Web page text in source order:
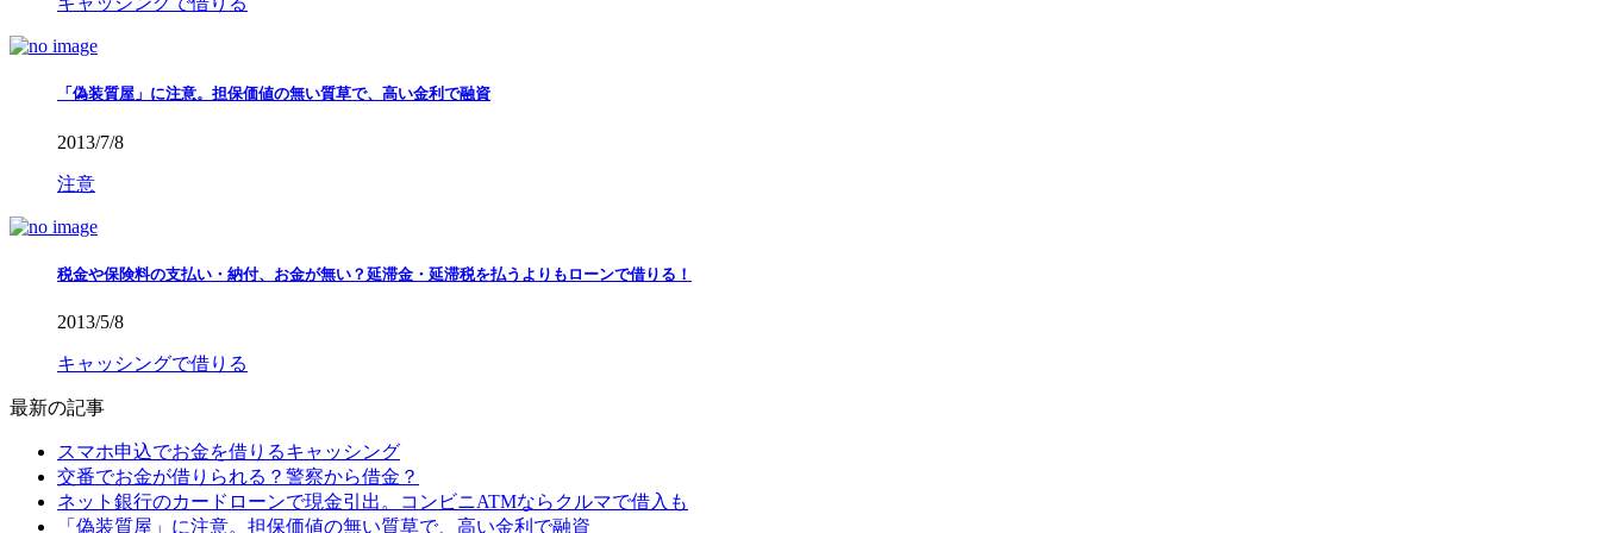
「偽装質屋」に注意。担保価値の無い質草で、高い金利で融資
2013/7/8
注意
税金や保険料の支払い・納付、お金が無い？延滞金・延滞税を払うよりもローンで借りる！
2013/5/8
キャッシングで借りる
最新の記事
スマホ申込でお金を借りるキャッシング
交番でお金が借りられる？警察から借金？
ネット銀行のカードローンで現金引出。コンビニATMならクルマで借入も
「偽装質屋」に注意。担保価値の無い質草で、高い金利で融資